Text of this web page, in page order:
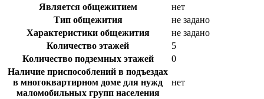
Является общежитием
нет
Тип общежития
не задано
Характеристики общежития
не задано
Количество этажей
5
Количество подземных этажей
0
Наличие приспособлений в подъездах
в многоквартирном доме для нужд
маломобильных групп населения
нет